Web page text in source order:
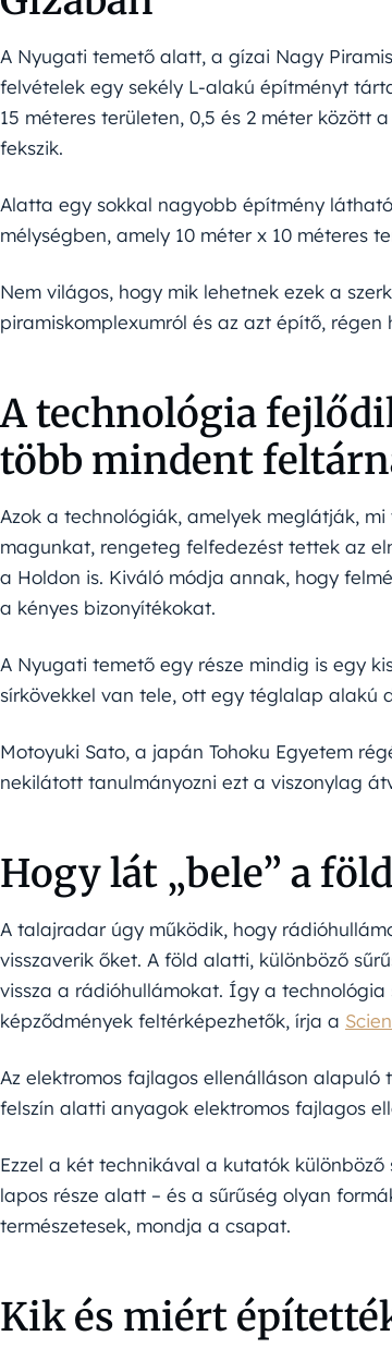
A Nyugati temető alatt, a gízai Nagy
felvételek egy sekély L-alakú építményt
15 méteres területen, 0,5 és 2 méter között
fekszik.
Alatta egy sokkal nagyobb építmény
mélységben, amely 10 méter x 10 méteres
Nem világos, hogy mik lehetnek ezek a
piramiskomplexumról és az azt építő, régen
A technológia
több mindent
Azok a technológiák, amelyek meglátják,
magunkat, rengeteg felfedezést tettek az
a Holdon is. Kiváló módja annak, hogy
a kényes bizonyítékokat.
A Nyugati temető egy része mindig is egy
sírkövekkel van tele, ott egy téglalap alakú
Motoyuki Sato, a japán Tohoku Egyetem
nekilátott tanulmányozni ezt a viszonylag
Hogy lát „bele” a
A talajradar úgy működik, hogy
visszaverik őket. A föld alatti, különböző
vissza a rádióhullámokat. Így a
képződmények feltérképezhetők, írja a
Az elektromos fajlagos ellenálláson
felszín alatti anyagok elektromos fajlagos
Ezzel a két technikával a kutatók
lapos része alatt – és a sűrűség olyan
természetesek, mondja a csapat.
Kik és miért